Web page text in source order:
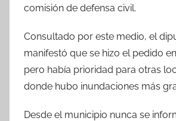
comisión de defensa civil.
Consultado por este medio, el
manifestó que se hizo el pedido
pero había prioridad para otras
donde hubo inundaciones más
Desde el municipio nunca se